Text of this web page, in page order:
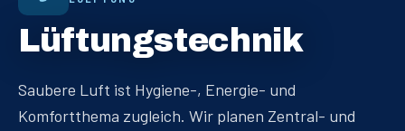
Lüftungstechnik
Saubere Luft ist Hygiene-, Energie- und
Komfortthema zugleich. Wir planen Zentral- und